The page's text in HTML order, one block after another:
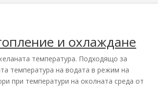
и охлаждане
температура. Подходящо за
температура на водата в режим на
при температури на околната среда от